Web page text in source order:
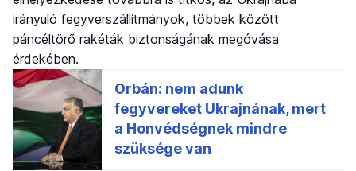
irányuló fegyverszállítmányok, többek között
páncéltörő rakéták biztonságának megóvása
érdekében.